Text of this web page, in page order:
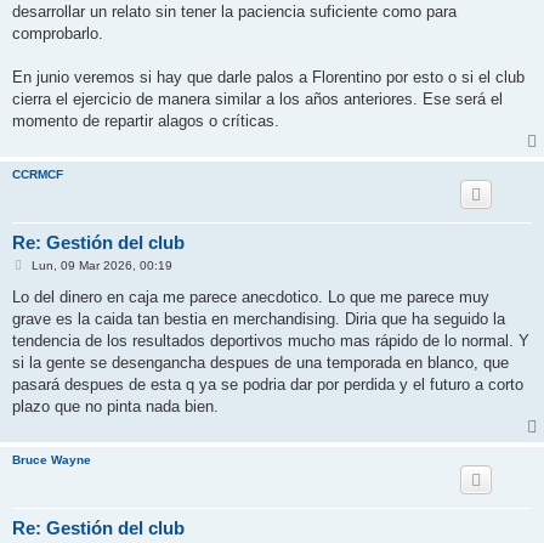
desarrollar un relato sin tener la paciencia suficiente como para
comprobarlo.
En junio veremos si hay que darle palos a Florentino por esto o si el club
cierra el ejercicio de manera similar a los años anteriores. Ese será el
momento de repartir alagos o críticas.
CCRMCF
Re: Gestión del club
M
n
a
j
Lun, 09 Mar 2026, 00:19
Lo del dinero en caja me parece anecdotico. Lo que me parece muy
grave es la caida tan bestia en merchandising. Diria que ha seguido la
tendencia de los resultados deportivos mucho mas rápido de lo normal. Y
si la gente se desengancha despues de una temporada en blanco, que
pasará despues de esta q ya se podria dar por perdida y el futuro a corto
plazo que no pinta nada bien.
Bruce Wayne
Re: Gestión del club